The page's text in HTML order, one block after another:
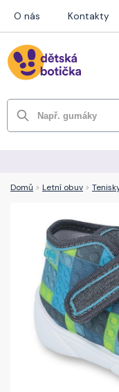
O nás Kontakty
Hledat
Domů > Letní obuv >